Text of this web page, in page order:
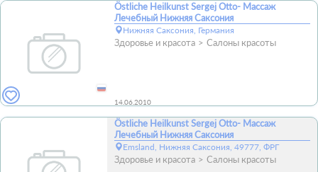
Östliche Heilkunst Sergej Otto- Массаж
Лечебный Нижняя Саксония
Нижняя Саксония, Германия
Здоровье и красота Салоны красоты
14.06.2010
Östliche Heilkunst Sergej Otto- Массаж
Лечебный Нижняя Саксония
Emsland, Нижняя Саксония, 49777, ФРГ
Здоровье и красота Салоны красоты